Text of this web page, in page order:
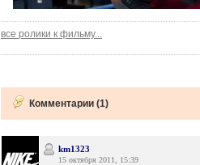
все ролики к фильму...
Комментарии (1)
km1323
15 октября 2011, 15:39